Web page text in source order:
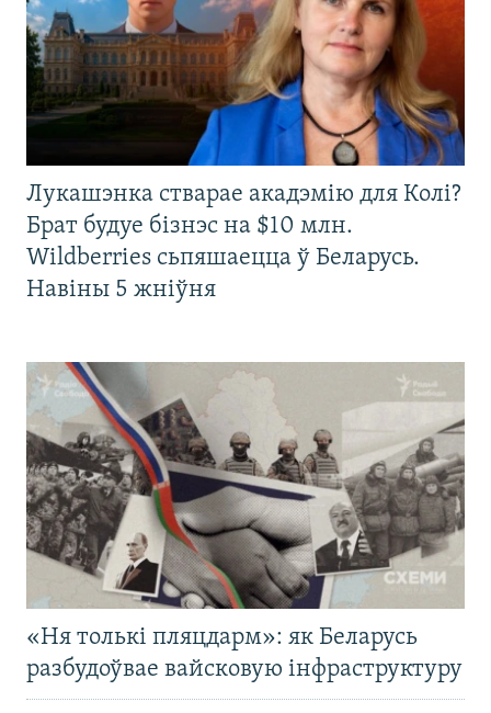
Лукашэнка стварае акадэмію для Колі?
Брат будуе бізнэс на $10 млн.
Wildberries сьпяшаецца ў Беларусь.
Навіны 5 жніўня
«Ня толькі пляцдарм»: як Беларусь
разбудоўвае вайсковую інфраструктуру